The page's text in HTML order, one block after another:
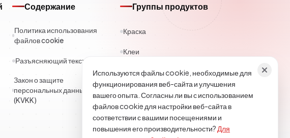
Содержание
Политика использования
файлов cookie
Разъясняющий текст
Закон о защите
персональных данных
(KVKK)
Группы продуктов
Краска
Клеи
Каучук
Полиэстер
Строительная химия
Текстиль
Используются файлы cookie, необходимые для
функционирования веб-сайта и улучшения
вашего опыта. Согласны ли вы с использованием
файлов cookie для настройки веб-сайта в
соответствии с вашими посещениями и
повышения его производительности? Для